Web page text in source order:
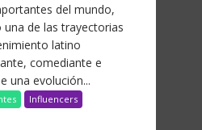
del mundo,
de las trayectorias
latino
comediante e
una evolución...
Influencers